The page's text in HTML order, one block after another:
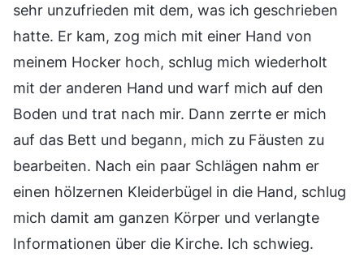
sehr unzufrieden mit dem, was ich geschrieben
hatte. Er kam, zog mich mit einer Hand von
meinem Hocker hoch, schlug mich wiederholt
mit der anderen Hand und warf mich auf den
Boden und trat nach mir. Dann zerrte er mich
auf das Bett und begann, mich zu Fäusten zu
bearbeiten. Nach ein paar Schlägen nahm er
einen hölzernen Kleiderbügel in die Hand, schlug
mich damit am ganzen Körper und verlangte
Informationen über die Kirche. Ich schwieg.